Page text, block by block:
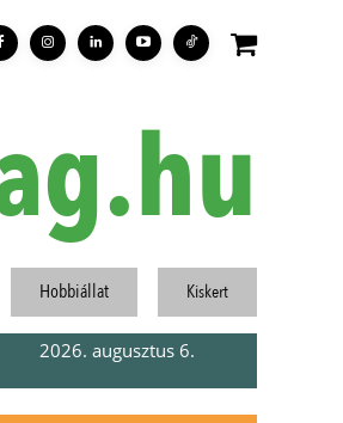
Hobbiállat Kiskert
2026. augusztus 6.